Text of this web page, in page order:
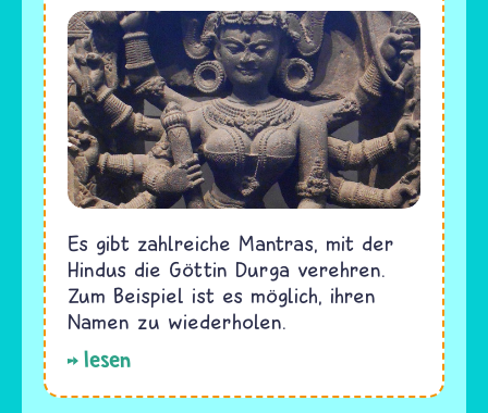
Es gibt zahlreiche Mantras, mit der
Hindus die Göttin Durga verehren.
Zum Beispiel ist es möglich, ihren
Namen zu wiederholen.
lesen